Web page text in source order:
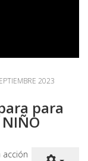
2023
para
acción